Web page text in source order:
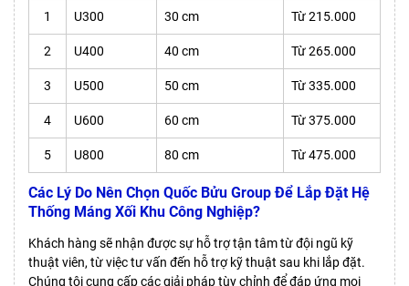
1 U300 30 cm Từ 215.000
2 U400 40 cm Từ265.000
3 U500 50 cm Từ 335.000
4 U600 60 cm Từ 375.000
5 U800 80 cm Từ 475.000
Các Lý Do Nên Chọn Quốc Bửu Group Để Lắp Đặt Hệ
Thống Máng Xối Khu Công Nghiệp?
Khách hàng sẽ nhận được sự hỗ trợ tận tâm từ đội ngũ kỹ
thuật viên, từ việc tư vấn đến hỗ trợ kỹ thuật sau khi lắp đặt.
Chúng tôi cung cấp các giải pháp tùy chỉnh để đáp ứng mọi